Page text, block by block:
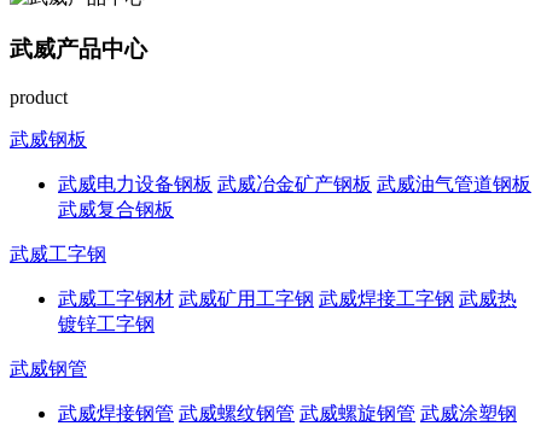
武威产品中心
product
武威钢板
武威电力设备钢板 武威冶金矿产钢板 武威油气管道钢板
武威复合钢板
武威工字钢
武威工字钢材 武威矿用工字钢 武威焊接工字钢 武威热
镀锌工字钢
武威钢管
武威焊接钢管 武威螺纹钢管 武威螺旋钢管 武威涂塑钢